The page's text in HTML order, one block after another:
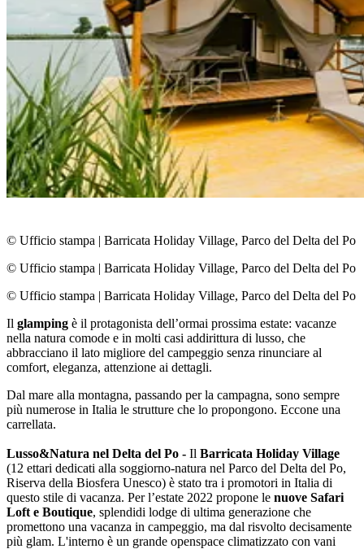
© Ufficio stampa | Barricata Holiday Village, Parco del Delta del Po
© Ufficio stampa | Barricata Holiday Village, Parco del Delta del Po
© Ufficio stampa | Barricata Holiday Village, Parco del Delta del Po
Il glamping è il protagonista dell’ormai prossima estate: vacanze
nella natura comode e in molti casi addirittura di lusso, che
abbracciano il lato migliore del campeggio senza rinunciare al
comfort, eleganza, attenzione ai dettagli.
Dal mare alla montagna, passando per la campagna, sono sempre
più numerose in Italia le strutture che lo propongono. Eccone una
carrellata.
Lusso&Natura nel Delta del Po - Il Barricata Holiday Village
(12 ettari dedicati alla soggiorno-natura nel Parco del Delta del Po,
Riserva della Biosfera Unesco) è stato tra i promotori in Italia di
questo stile di vacanza. Per l’estate 2022 propone le nuove Safari
Loft e Boutique, splendidi lodge di ultima generazione che
promettono una vacanza in campeggio, ma dal risvolto decisamente
più glam. L'interno è un grande openspace climatizzato con vani